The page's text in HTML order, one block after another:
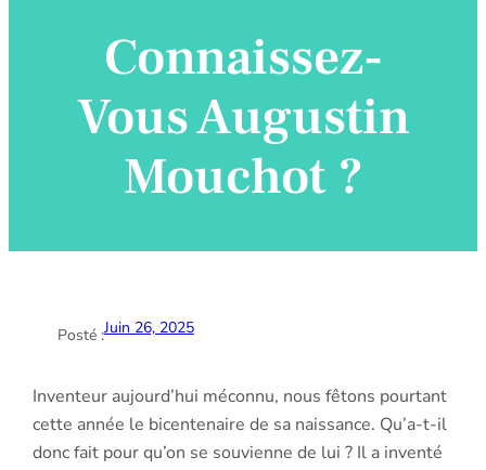
Connaissez-
Vous Augustin
Mouchot ?
Posté :Juin 26, 2025
Inventeur aujourd’hui méconnu, nous fêtons pourtant
cette année le bicentenaire de sa naissance. Qu’a-t-il
donc fait pour qu’on se souvienne de lui ? Il a inventé